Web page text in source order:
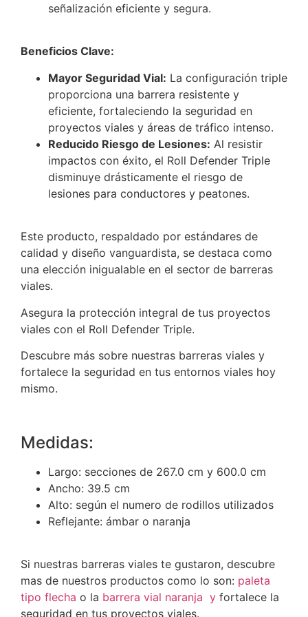
señalización eficiente y segura.
Beneficios Clave:
Mayor Seguridad Vial: La configuración triple
proporciona una barrera resistente y
eficiente, fortaleciendo la seguridad en
proyectos viales y áreas de tráfico intenso.
Reducido Riesgo de Lesiones: Al resistir
impactos con éxito, el Roll Defender Triple
disminuye drásticamente el riesgo de
lesiones para conductores y peatones.
Este producto, respaldado por estándares de
calidad y diseño vanguardista, se destaca como
una elección inigualable en el sector de barreras
viales.
Asegura la protección integral de tus proyectos
viales con el Roll Defender Triple.
Descubre más sobre nuestras barreras viales y
fortalece la seguridad en tus entornos viales hoy
mismo.
Medidas:
Largo: secciones de 267.0 cm y 600.0 cm
Ancho: 39.5 cm
Alto: según el numero de rodillos utilizados
Reflejante: ámbar o naranja
Si nuestras barreras viales te gustaron, descubre
mas de nuestros productos como lo son: paleta
tipo flecha o la barrera vial naranja y fortalece la
seguridad en tus proyectos viales.